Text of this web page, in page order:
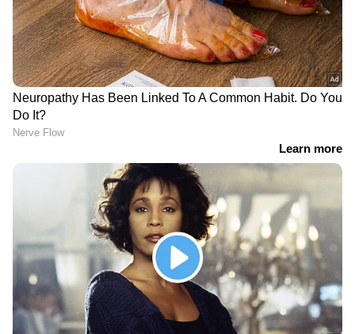
DOWNLOAD APP
Kerala
അറിയാൻ എപ്പോഴും ഏഷ്യാനെറ്റ്
ന്യൂസ് വാർത്തകൾ.Malayalam News
തത്സമയ അപ്‌ഡേറ്റുകളും ആഴത്തിലുള്ള
വിശകലനവും സമഗ്രമായ റിപ്പോർട്ടിംഗും —
എല്ലാം ഒരൊറ്റ സ്ഥലത്ത്. ഏത് സമയത്തും,
എവിടെയും വിശ്വസനീയമായ വാർത്തകൾ
ലഭിക്കാൻAsianet News Malayalam